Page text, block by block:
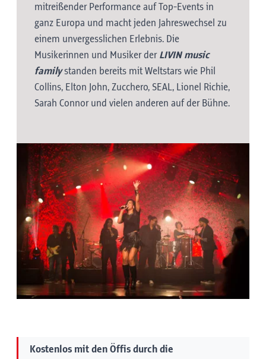
mitreißender Performance auf Top-Events in
ganz Europa und macht jeden Jahreswechsel zu
einem unvergesslichen Erlebnis. Die
Musikerinnen und Musiker der LIVIN music
familystanden bereits mit Weltstars wie Phil
Collins, Elton John, Zucchero, SEAL, Lionel Richie,
Sarah Connor und vielen anderen auf der Bühne.
Kostenlos mit den Öffis durch die